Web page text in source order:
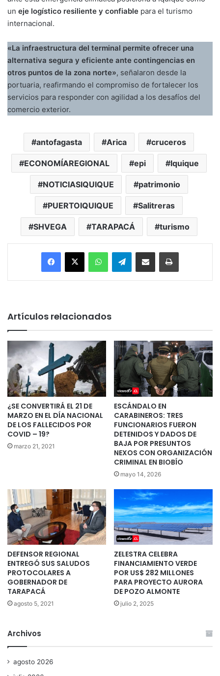
un eje logístico resiliente y confiable para el turismo
internacional.
«La infraestructura del terminal permite ofrecer una
alternativa segura y eficiente ante contingencias en
otros puntos de la zona norte», señalaron desde la
portuaria, reafirmando el compromiso de fortalecer los
servicios para responder con agilidad a los desafíos del
comercio exterior.
antofagasta Arica cruceros
ECONOMÍAREGIONAL epi Iquique
NOTICIASIQUIQUE patrimonio
PUERTOIQUIQUE Salitreras
SHVEGA TARAPACÁ turismo
Facebook
X WhatsAppTelegramEnviar vía email Imprimir
Artículos relacionados
¿SE CONVERTIRÁ EL 21 DE
MARZO EN EL DÍA NACIONAL
DE LOS FALLECIDOS POR
COVID – 19?
marzo 21, 2021
ESCÁNDALO EN
CARABINEROS: TRES
FUNCIONARIOS FUERON
DETENIDOS Y DADOS DE
BAJA POR PRESUNTOS
NEXOS CON ORGANIZACIÓN
CRIMINAL EN BIOBÍO
mayo 14, 2026
DEFENSOR REGIONAL
ENTREGÓ SUS SALUDOS
PROTOCOLARES A
GOBERNADOR DE
TARAPACÁ
agosto 5, 2021
ZELESTRA CELEBRA
FINANCIAMIENTO VERDE
POR US$ 282 MILLONES
PARA PROYECTO AURORA
DE POZO ALMONTE
julio 2, 2025
Archivos
agosto 2026